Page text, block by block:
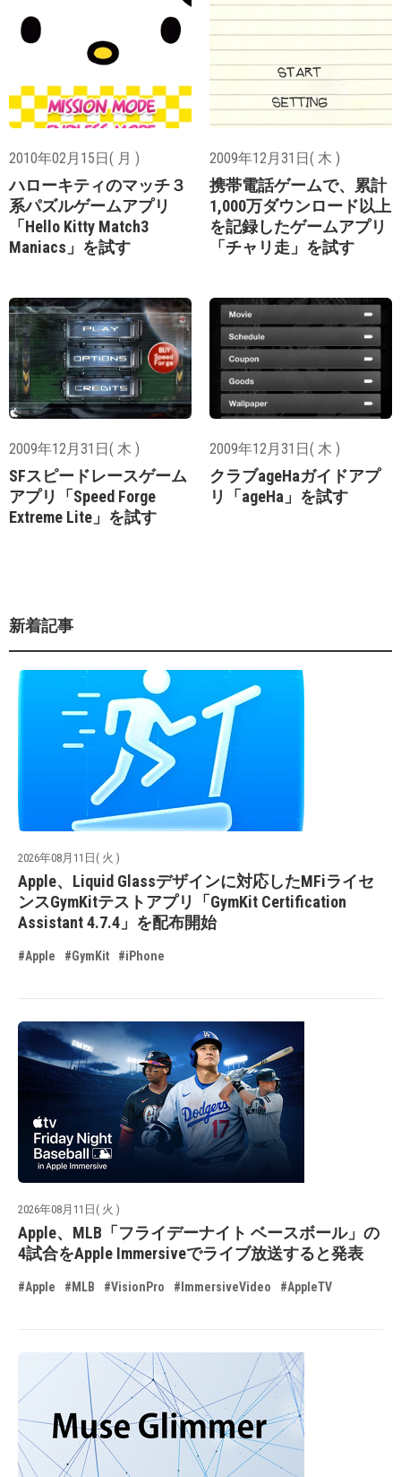
2010年02月15日( 月 )
ハローキティのマッチ３
系パズルゲームアプリ
「Hello Kitty Match3
Maniacs」を試す
2009年12月31日( 木 )
携帯電話ゲームで、累計
1,000万ダウンロード以上
を記録したゲームアプリ
「チャリ走」を試す
2009年12月31日( 木 )
SFスピードレースゲーム
アプリ「Speed Forge
Extreme Lite」を試す
2009年12月31日( 木 )
クラブageHaガイドアプ
リ「ageHa」を試す
新着記事
2026年08月11日( 火 )
Apple、Liquid Glassデザインに対応したMFiライセ
ンスGymKitテストアプリ「GymKit Certification
Assistant 4.7.4」を配布開始
#Apple #GymKit #iPhone
2026年08月11日( 火 )
Apple、MLB「フライデーナイト ベースボール」の
4試合をApple Immersiveでライブ放送すると発表
#Apple #MLB #VisionPro #ImmersiveVideo #AppleTV